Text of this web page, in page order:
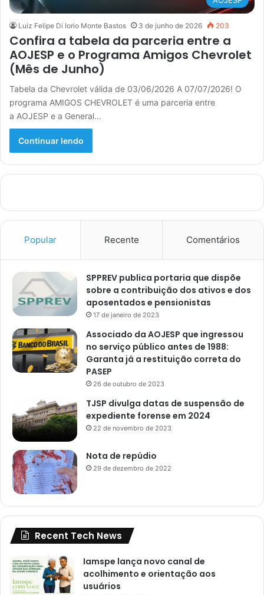
Luiz Felipe Di Iorio Monte Bastos 3 de junho de 2026 203
Confira a tabela da parceria entre a
AOJESP e o Programa Amigos Chevrolet
(Mês de Junho)
Tabela da Chevrolet válida de 03/06/2026 A 07/07/2026! O
programa AMIGOS CHEVROLET é uma parceria entre
a AOJESP e a General…
Continuar lendo
Popular Recente Comentários
SPPREV publica portaria que dispõe
sobre a contribuição dos ativos e dos
aposentados e pensionistas
17 de janeiro de 2023
Associado da AOJESP que ingressou
no serviço público antes de 1988:
Garanta já a restituição correta do
PASEP
26 de outubro de 2023
TJSP divulga datas de suspensão de
expediente forense em 2024
22 de novembro de 2023
Nota de repúdio
29 de dezembro de 2022
Recent Tech News
Iamspe lança novo canal de
acolhimento e orientação aos
usuários